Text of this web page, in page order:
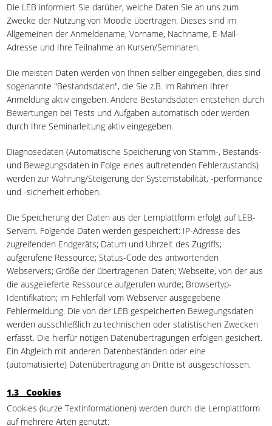
Die LEB informiert Sie darüber, welche Daten Sie an uns zum
Zwecke der Nutzung von Moodle übertragen. Dieses sind im
Allgemeinen der Anmeldename, Vorname, Nachname, E-Mail-
Adresse und Ihre Teilnahme an Kursen/Seminaren.
Die meisten Daten werden von Ihnen selber eingegeben, dies sind
sogenannte "Bestandsdaten", die Sie z.B. im Rahmen Ihrer
Anmeldung aktiv eingeben. Andere Bestandsdaten entstehen durch
Bewertungen bei Tests und Aufgaben automatisch oder werden
durch Ihre Seminarleitung aktiv eingegeben.
Diagnosedaten (Automatische Speicherung von Stamm-, Bestands-
und Bewegungsdaten in Folge eines auftretenden Fehlerzustands)
werden zur Wahrung/Steigerung der Systemstabilität, -performance
und -sicherheit erhoben.
Die Speicherung der Daten aus der Lernplattform erfolgt auf LEB-
Servern. Folgende Daten werden gespeichert: IP-Adresse des
zugreifenden Endgeräts; Datum und Uhrzeit des Zugriffs;
aufgerufene Ressource; Status-Code des antwortenden
Webservers; Größe der übertragenen Daten; Webseite, von der aus
die ausgelieferte Ressource aufgerufen wurde; Browsertyp-
Identifikation; im Fehlerfall vom Webserver ausgegebene
Fehlermeldung. Die von der LEB gespeicherten Bewegungsdaten
werden ausschließlich zu technischen oder statistischen Zwecken
erfasst. Die hierfür nötigen Datenübertragungen erfolgen gesichert.
Ein Abgleich mit anderen Datenbeständen oder eine
(automatisierte) Datenübertragung an Dritte ist ausgeschlossen.
1.3 Cookies
Cookies (kurze Textinformationen) werden durch die Lernplattform
auf mehrere Arten genutzt: